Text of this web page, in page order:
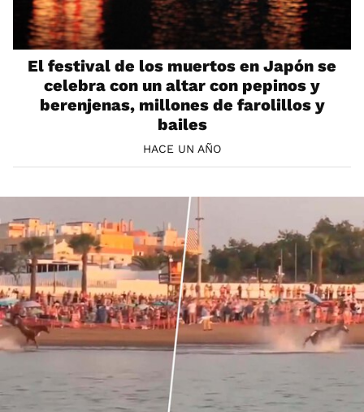
El festival de los muertos en Japón se
celebra con un altar con pepinos y
berenjenas, millones de farolillos y
bailes
HACE UN AÑO